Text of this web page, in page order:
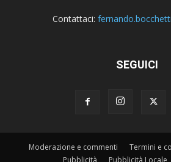
Contattaci:
SEGUICI
Moderazione e commenti Termini e
Pubblicità
Pubblicità Locale